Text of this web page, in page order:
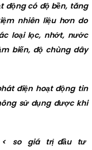
động có độ bền, tăng
nhiên liệu hơn do
loại lọc, nhớt, nước
biến, độ chùng dây
điện hoạt động tin
sử dụng được khi
< so giá trị đầu tư